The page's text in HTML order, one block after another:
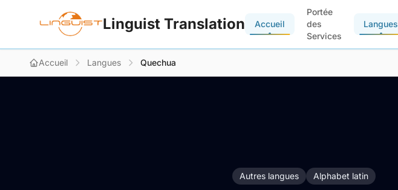
Linguist Translation Accueil
Portée
des
Services
Langues
Accueil Langues Quechua
Autres langues Alphabet latin